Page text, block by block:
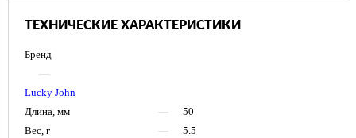
ТЕХНИЧЕСКИЕ ХАРАКТЕРИСТИКИ
Бренд
—
Lucky John
Длина, мм
—
50
Вес, г
—
5.5